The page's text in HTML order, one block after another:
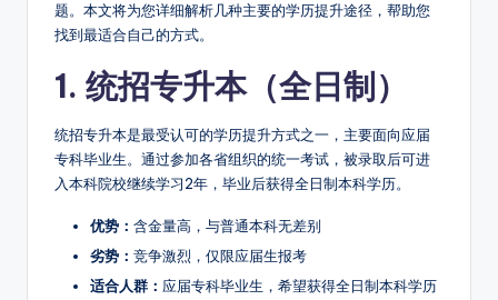
题。本文将为您详细解析几种主要的学历提升途径，帮助您
找到最适合自己的方式。
1. 统招专升本（全日制）
统招专升本是最受认可的学历提升方式之一，主要面向应届
专科毕业生。通过参加各省组织的统一考试，被录取后可进
入本科院校继续学习2年，毕业后获得全日制本科学历。
优势： 含金量高，与普通本科无差别
劣势： 竞争激烈，仅限应届生报考
适合人群： 应届专科毕业生，希望获得全日制本科学历